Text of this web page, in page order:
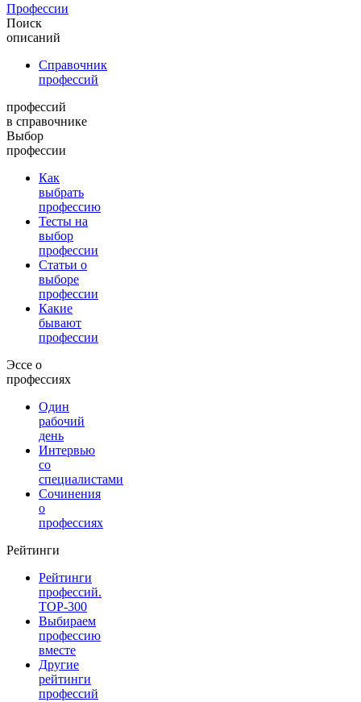
Профессии
Поиск
описаний
Справочник
профессий
профессий
в справочнике
Выбор
профессии
Как
выбрать
профессию
Тесты на
выбор
профессии
Статьи о
выборе
профессии
Какие
бывают
профессии
Эссе о
профессиях
Один
рабочий
день
Интервью
со
специалистами
Сочинения
о
профессиях
Рейтинги
Рейтинги
профессий.
TOP-300
Выбираем
профессию
вместе
Другие
рейтинги
профессий